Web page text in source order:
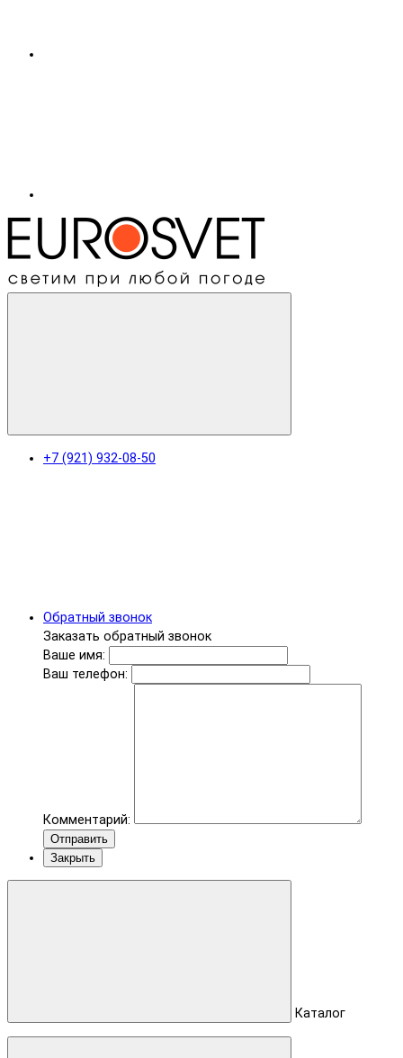
+7 (921) 932-08-50
Обратный звонок
Заказать обратный звонок
Ваше имя:
Ваш телефон:
Комментарий:
Отправить
Закрыть
Каталог